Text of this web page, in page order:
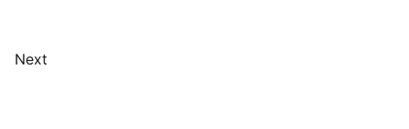
Next